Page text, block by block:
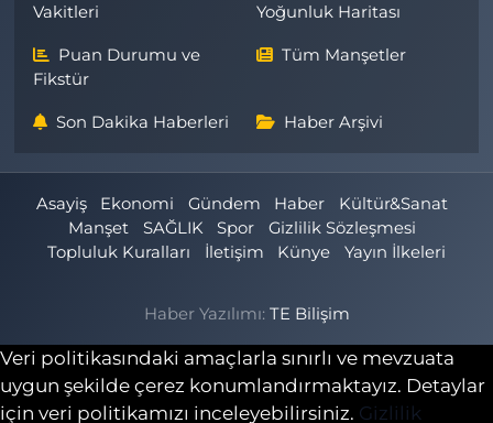
Vakitleri
Yoğunluk Haritası
Puan Durumu ve
Fikstür
Tüm Manşetler
Son Dakika Haberleri Haber Arşivi
Asayiş Ekonomi Gündem Haber
Kültür&Sanat
Manşet
SAĞLIK Spor
Gizlilik Sözleşmesi
Topluluk Kuralları
İletişim Künye Yayın İlkeleri
Haber Yazılımı: TE Bilişim
Veri politikasındaki amaçlarla sınırlı ve mevzuata
uygun şekilde çerez konumlandırmaktayız. Detaylar
için veri politikamızı inceleyebilirsiniz. Gizlilik